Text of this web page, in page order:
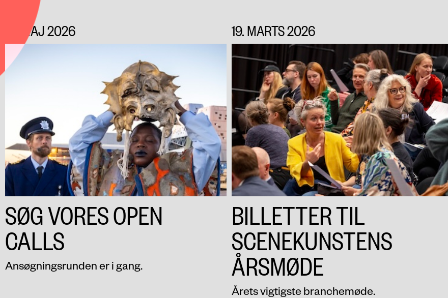
10. MAJ 2026
SØG VORES OPEN
CALLS
Ansøgningsrunden er i gang.
19. MARTS 2026
BILLETTER TIL
SCENEKUNSTENS
ÅRSMØDE
Årets vigtigste branchemøde.